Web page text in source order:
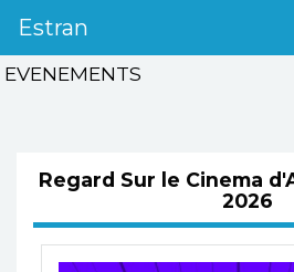
Estran
EVENEMENTS
Regard Sur le Cinema
2026